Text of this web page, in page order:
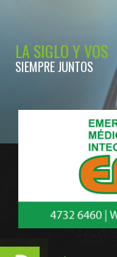
LA SIGLO Y VOS
SIEMPRE JUNTOS